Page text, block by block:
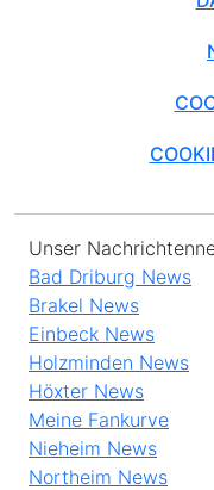
Unser
Bad Driburg News
Brakel News
Einbeck News
Holzminden News
Höxter News
Meine Fankurve
Nieheim News
Northeim News